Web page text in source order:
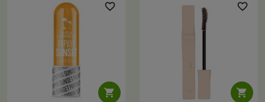

favorite_border

favorite_border